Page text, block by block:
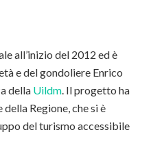
all’inizio del 2012 ed è
e del gondoliere Enrico
della Uildm. Il progetto ha
Regione, che si è
del turismo accessibile